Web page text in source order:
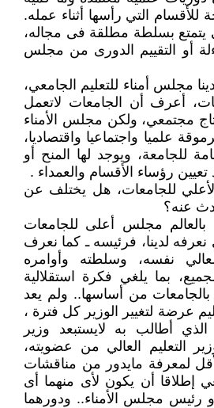
للأقسام التي رأسها أثناء عمله.
يتمتع بسلطة مطلقة فى مجاله،
أو التقييم الدورى من مجلس
مجلس أمناء للتعليم الجامعي،
أعرف أن الجامعات لاتعمل
مجتمعي، ولكن مجلس الأمناء
علميا واجتماعيا واقتصاديا،
للجامعة، ويوجد لها المنح أو
تعيين رؤساء الأقسام والعمداء .
للجامعات، هل يختلف عن
عنه؟
مجلس أعلى للجامعات
لدينا، فرئيسه ـ كما نعرف
نفسه، وسلطته وأوامره
بما يلغي فكرة استقلالية
بالجامعات من أساسها.. ولم يعد
عرضة لتغيير الوزير كل فترة ،
أطالب به لايستبعد وزير
التعليم العالي من عضويته،
لمعرفة مايدور من مناقشات
إطلاقا أن يكون لأى منهما أى
رئيس مجلس الأمناء.. ودورهما